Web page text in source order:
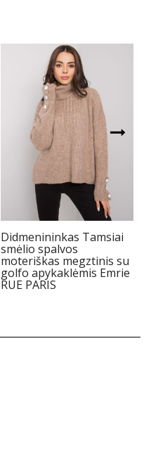
Didmenininkas Tamsiai
smėlio spalvos
moteriškas megztinis su
golfo apykaklėmis Emrie
RUE PARIS